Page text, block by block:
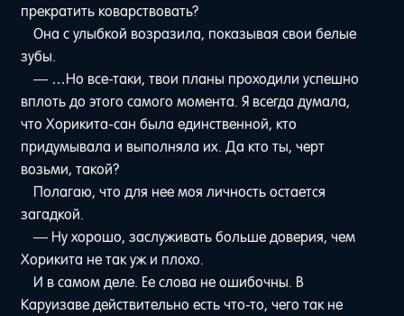
прекратить коварствовать?
Она с улыбкой возразила, показывая свои белые
зубы.
— …Но все-таки, твои планы проходили успешно
вплоть до этого самого момента. Я всегда думала,
что Хорикита-сан была единственной, кто
придумывала и выполняла их. Да кто ты, черт
возьми, такой?
Полагаю, что для нее моя личность остается
загадкой.
— Ну хорошо, заслуживать больше доверия, чем
Хорикита не так уж и плохо.
И в самом деле. Ее слова не ошибочны. В
Каруизаве действительно есть что-то, чего так не